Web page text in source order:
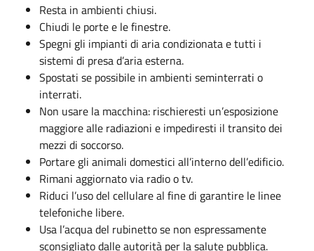
Resta in ambienti chiusi.
Chiudi le porte e le finestre.
Spegni gli impianti di aria condizionata e tutti i
sistemi di presa d’aria esterna.
Spostati se possibile in ambienti seminterrati o
interrati.
Non usare la macchina: rischieresti un’esposizione
maggiore alle radiazioni e impediresti il transito dei
mezzi di soccorso.
Portare gli animali domestici all’interno dell’edificio.
Rimani aggiornato via radio o tv.
Riduci l’uso del cellulare al fine di garantire le linee
telefoniche libere.
Usa l’acqua del rubinetto se non espressamente
sconsigliato dalle autorità per la salute pubblica.